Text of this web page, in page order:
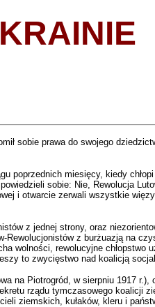
sobie prawa do swojego
poprzednich miesięcy, kiedy
sobie: Nie, Rewolucja
i otwarcie zerwali wszystkie
z jednej strony, oraz
z burżuazją na
wolności, rewolucyjne chłopstwo
to zwycięstwo nad koalicją
na Piotrogród, w sierpniu 1917 r.),
rządu tymczasowego koalicji
ziemskich, kułaków, kleru i